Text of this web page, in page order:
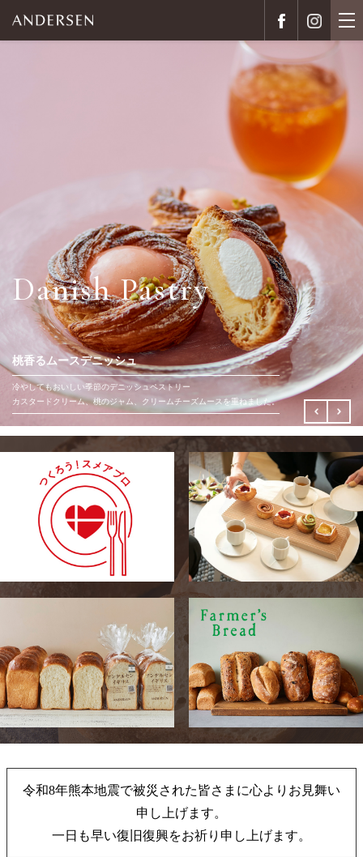
Farmer's Bread
とうもろこしのパン
北海道十勝産のゴールドラッシュを使用。
コーンの甘みとうまみが詰まっています。
Danish Pastry
桃香るムースデニッシュ
冷やしてもおいしい季節のデニッシュペストリー
カスタードクリーム、桃のジャム、クリームチーズムースを重ねました。
Recipe
ファーマーズブレッドを楽しむレシピ
「きゅうりマリネとチーズのサンドイッチ」
四季折々の食材の魅力を引き出すのが得意な渡辺有子さんに、
ファーマーズブレッドを楽しむレシピを教えていただきました。
ONLINE SHOP
キッズパーティセット
夏休みにぴったり
お子さまと過ごす
食卓やバーベキューに
令和8年熊本地震で被災された皆さまに心よりお見舞い
申し上げます。
一日も早い復旧復興をお祈り申し上げます。